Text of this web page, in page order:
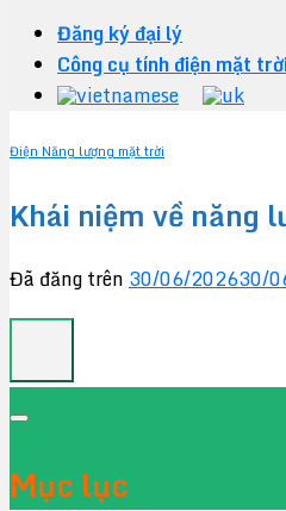
Đăng ký đại lý
Công cụ tính điện mặt
Điện Năng lượng mặt trời
Khái niệm về năng
Đã đăng trên 30/06/202630/
Mục lục